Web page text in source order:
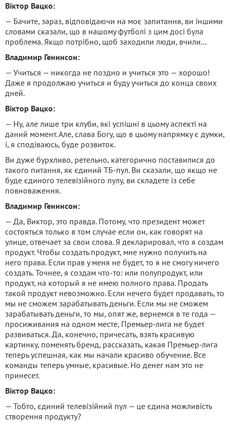
Віктор Вацко:
— Бачите, зараз, відповідаючи на моє запитання, ви іншими
словами сказали, що в нашому футболі з цим досі була
проблема. Якщо потрібно, щоб заходили люди, вчили…
Владимир Генинсон:
— Учиться — никогда не поздно и учиться это — хорошо!
Даже я продолжаю учиться и буду учиться до конца своих
дней.
Віктор Вацко:
— Ну, але лише три клуби, які успішні в цьому аспекті на
даний момент. Але, слава Богу, що в цьому напрямку є думки,
і, я сподіваюсь, буде розвиток.
Ви дуже бурхливо, ретельно, категорично поставилися до
такого питання, як єдиний ТБ-пул. Ви сказали, що якщо не
буде єдиного телевізійного пулу, ви складете із себе
повноваження.
Владимир Генинсон:
— Да, Виктор, это правда. Потому, что президент может
состояться только в том случае если он, как говорят на
улице, отвечает за свои слова. Я декларировал, что я создам
продукт. Чтобы создать продукт, мне нужно получить на
него права. Если прав у меня не будет, то я не смогу ничего
создать. Точнее, я создам что-то: или полупродукт, или
продукт, на который я не имею полного права. Продать
такой продукт невозможно. Если нечего будет продавать, то
мы не сможем зарабатывать деньги. Если мы не сможем
зарабатывать деньги, то мы, опят же, вернемся в те года —
просиживания на одном месте, Премьер-лига не будет
развиваться. Да, конечно, причесать, взять красивую
картинку, поменять бренд, рассказать, какая Премьер-лига
теперь успешная, как мы начали красиво обучение. Все
команды теперь умные, красивые. Но денег нам это не
принесет.
Віктор Вацко:
— Тобто, єдиний телевізійний пул — це єдина можливість
створення продукту?